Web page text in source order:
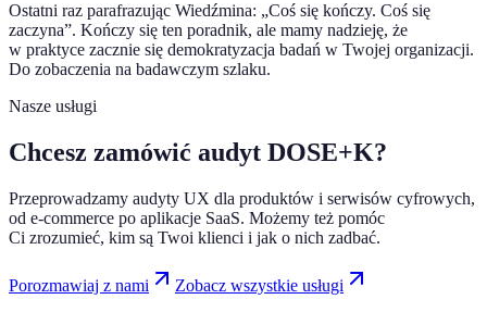
Ostatni raz parafrazując Wiedźmina: „Coś się kończy. Coś się
zaczyna”. Kończy się ten poradnik, ale mamy nadzieję, że
w praktyce zacznie się demokratyzacja badań w Twojej organizacji.
Do zobaczenia na badawczym szlaku.
Nasze usługi
Chcesz zamówić audyt DOSE+K?
Przeprowadzamy audyty UX dla produktów i serwisów cyfrowych,
od e-commerce po aplikacje SaaS. Możemy też pomóc
Ci zrozumieć, kim są Twoi klienci i jak o nich zadbać.
Porozmawiaj z nami Zobacz wszystkie usługi